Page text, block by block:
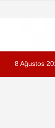
8 Ağustos